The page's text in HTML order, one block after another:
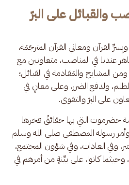
والقبائل على البرّ
القرآن ومعاني القرآن المترجَمَة،
عندنا في المناصب، متعاونين مع
ومن المشايخ والمَقادمة في القبائل؛
ولدفع الضرر، وعلى معانٍ في
على البرّ والتقوى.
التي بها حقائقُ فخرها
وأمر رسوله المصطفى صلى الله وسلم
وفي العادات، وفي شؤون المجتمع،
كانوا، على بيِّنةٍ من أمرهم في